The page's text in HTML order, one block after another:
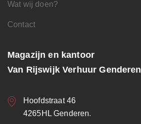
Wat wij doen?
Contact
Magazijn en kantoor
Van Rijswijk Verhuur Genderen
Hoofdstraat 46
4265HL Genderen.